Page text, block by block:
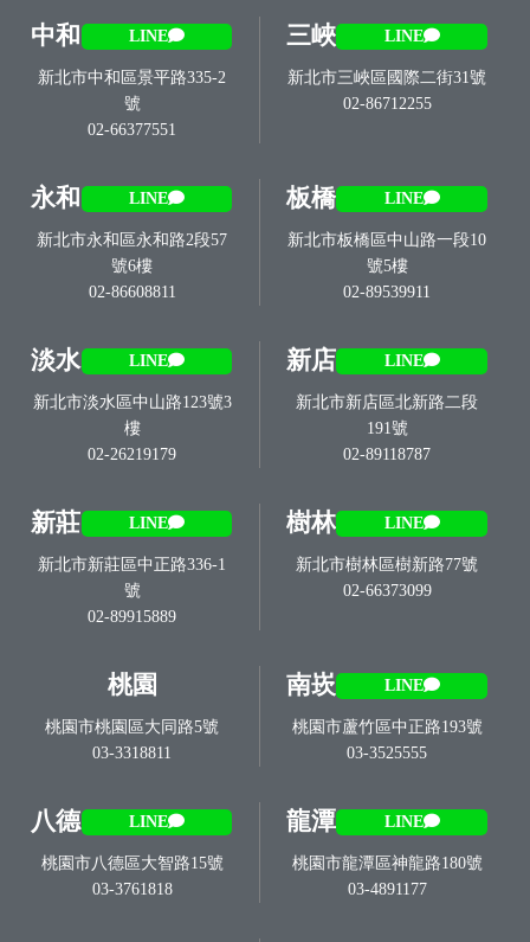
中和 LINE
新北市中和區景平路335-2
號
02-66377551
三峽 LINE
新北市三峽區國際二街31號
02-86712255
永和 LINE
新北市永和區永和路2段57
號6樓
02-86608811
板橋 LINE
新北市板橋區中山路一段10
號5樓
02-89539911
淡水 LINE
新北市淡水區中山路123號3
樓
02-26219179
新店 LINE
新北市新店區北新路二段
191號
02-89118787
新莊 LINE
新北市新莊區中正路336-1
號
02-89915889
樹林 LINE
新北市樹林區樹新路77號
02-66373099
桃園
桃園市桃園區大同路5號
03-3318811
南崁 LINE
桃園市蘆竹區中正路193號
03-3525555
八德 LINE
桃園市八德區大智路15號
03-3761818
龍潭 LINE
桃園市龍潭區神龍路180號
03-4891177